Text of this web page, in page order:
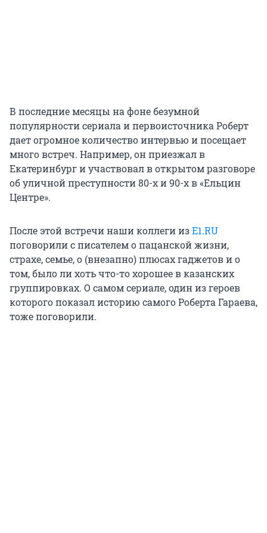
В последние месяцы на фоне безумной
популярности сериала и первоисточника Роберт
дает огромное количество интервью и посещает
много встреч. Например, он приезжал в
Екатеринбург и участвовал в открытом разговоре
об уличной преступности 80-х и 90-х в «Ельцин
Центре».
После этой встречи наши коллеги изE1.RU
поговорили с писателем о пацанской жизни,
страхе, семье, о (внезапно) плюсах гаджетов и о
том, было ли хоть что-то хорошее в казанских
группировках. О самом сериале, один из героев
которого показал историю самого Роберта Гараева,
тоже поговорили.